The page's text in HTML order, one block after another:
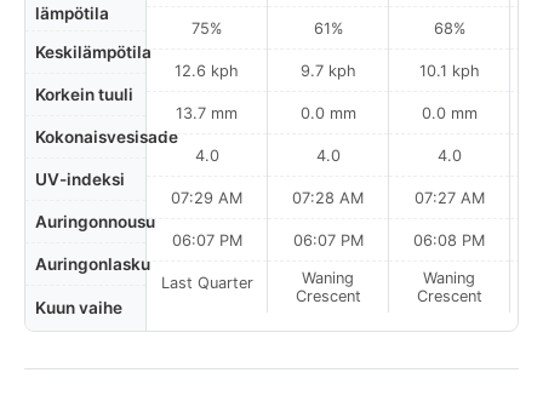
lämpötila
Keskilämpötila
Korkein tuuli
Kokonaisvesisade
UV-indeksi
Auringonnousu
Auringonlasku
Kuun vaihe
75%
12.6 kph
13.7 mm
4.0
07:29 AM
06:07 PM
Last Quarter
61%
9.7 kph
0.0 mm
4.0
07:28 AM
06:07 PM
Waning
Crescent
68%
10.1 kph
0.0 mm
4.0
07:27 AM
06:08 PM
Waning
Crescent